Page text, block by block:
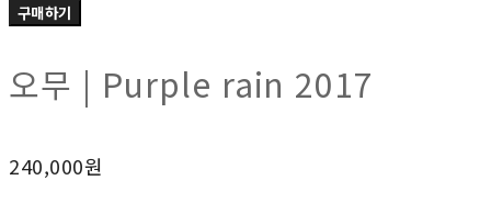
구매하기
오무 | Purple rain 2017
240,000원